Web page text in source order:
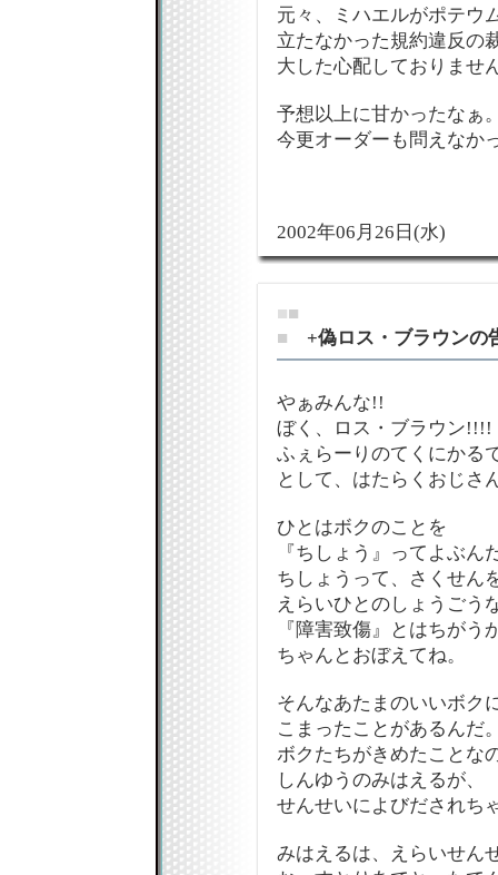
元々、ミハエルがポテウ
立たなかった規約違反の
大した心配しておりませ
予想以上に甘かったなぁ
今更オーダーも問えなか
2002年06月26日(水)
■■
■
+偽ロス・ブラウンの
やぁみんな!!
ぼく、ロス・ブラウン!!!!
ふぇらーりのてくにかる
として、はたらくおじさ
ひとはボクのことを
『ちしょう』ってよぶん
ちしょうって、さくせん
えらいひとのしょうごう
『障害致傷』とはちがう
ちゃんとおぼえてね。
そんなあたまのいいボク
こまったことがあるんだ
ボクたちがきめたことな
しんゆうのみはえるが、
せんせいによびだされち
みはえるは、えらいせん